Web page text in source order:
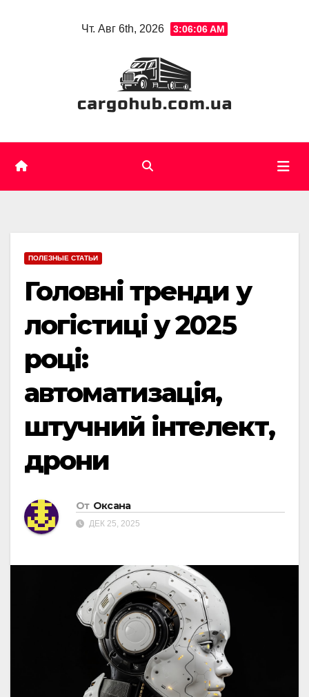
Чт. Авг 6th, 2026 3:06:08 AM
ПОЛЕЗНЫЕ СТАТЬИ
Головні тренди у
логістиці у 2025
році:
автоматизація,
штучний інтелект,
дрони
От Оксана
ДЕК 25, 2025